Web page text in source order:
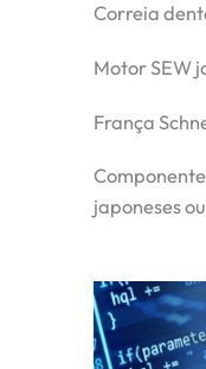
Correia
Motor SEW
França
japoneses